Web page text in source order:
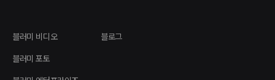
블러미 비디오
블러미 포토
블로그